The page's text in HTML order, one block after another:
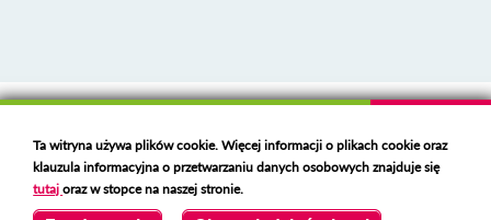
Deklaracja dostępności
Polski serwer RBLhttps://polspam.pl/
Copyright 2023 Urząd Miejski w Opolu Lubelskim
Ta witryna używa plików cookie. Więcej informacji o plikach cookie oraz
klauzula informacyjna o przetwarzaniu danych osobowych znajduje się
tutajoraz w stopce na naszej stronie.